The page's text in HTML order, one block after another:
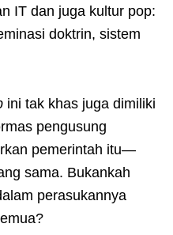
IT dan juga kultur pop:
doktrin, sistem
ini tak khas juga dimiliki
pengusung
pemerintah itu—
sama. Bukankah
perasukannya